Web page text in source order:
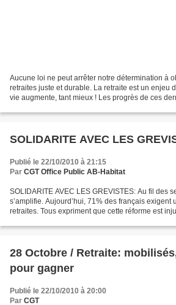
Aucune loi ne peut arrêter notre détermination à
retraites juste et durable. La retraite est un enjeu
vie augmente, tant mieux ! Les progrès de ces
SOLIDARITE AVEC LES
Publié le 22/10/2010 à 21:15
Par CGT Office Public AB-Habitat
SOLIDARITE AVEC LES GREVISTES: Au fil des
s’amplifie. Aujourd’hui, 71% des français exigent
retraites. Tous expriment que cette réforme est
28 Octobre / Retraite:
pour gagner
Publié le 22/10/2010 à 20:00
Par CGT